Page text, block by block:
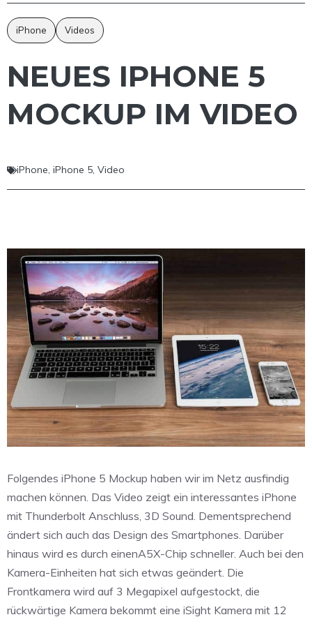
iPhone Videos
NEUES IPHONE 5
MOCKUP IM VIDEO
iPhone, iPhone 5, Video
Folgendes iPhone 5 Mockup haben wir im Netz ausfindig
machen können. Das Video zeigt ein interessantes iPhone
mit Thunderbolt Anschluss, 3D Sound. Dementsprechend
ändert sich auch das Design des Smartphones. Darüber
hinaus wird es durch einenA5X-Chip schneller. Auch bei den
Kamera-Einheiten hat sich etwas geändert. Die
Frontkamera wird auf 3 Megapixel aufgestockt, die
rückwärtige Kamera bekommt eine iSight Kamera mit 12